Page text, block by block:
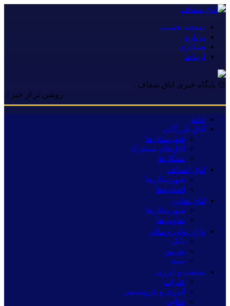
صفحه نخست
درباره
همکاری
ارتباط
۞ پایگاه خبری اتاق شفاف :
روشن تر از خبر |
خانه
اتاق بازرگانی
شهرستان‌ها
اتاق‌های مشترک
تشکل‌ها
اتاق اصناف
شهرستان‌ها
اتحادیه‌ها
اتاق تعاون
شهرستان‌ها
تعاونی‌ها
بازار پولی و مالی
بانک
بورس
بیمه
صنعت و انرژی
فلزات
انرژی و پتروشیمی
غذایی